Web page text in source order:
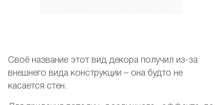
Своё название этот вид декора получил из-за
внешнего вида конструкции – она будто не
касается стен.